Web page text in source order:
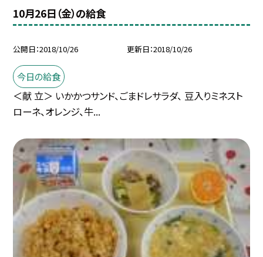
10月26日（金）の給食
公開日 2018/10/26 更新日 2018/10/26
今日の給食
＜献 立＞ いかかつサンド、ごまドレサラダ、 豆入りミネスト
ローネ、オレンジ、牛...